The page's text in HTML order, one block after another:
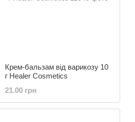
Крем-бальзам від варикозу 10
г Healer Cosmetics
21.00 грн